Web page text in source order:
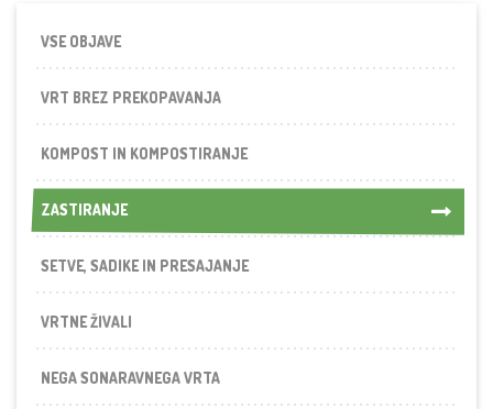
VSE OBJAVE
VRT BREZ PREKOPAVANJA
KOMPOST IN KOMPOSTIRANJE
ZASTIRANJE
ZASTIRANJE
SETVE, SADIKE IN PRESAJANJE
VRTNE ŽIVALI
NEGA SONARAVNEGA VRTA